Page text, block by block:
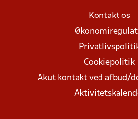
Kontakt os
Cookiepolitik
Akut kontakt ved afbud/